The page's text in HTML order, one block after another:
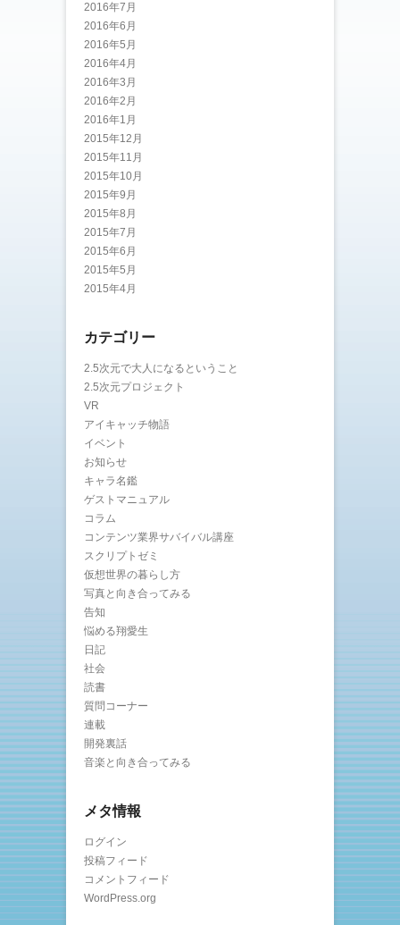
2016年7月
2016年6月
2016年5月
2016年4月
2016年3月
2016年2月
2016年1月
2015年12月
2015年11月
2015年10月
2015年9月
2015年8月
2015年7月
2015年6月
2015年5月
2015年4月
カテゴリー
2.5次元で大人になるということ
2.5次元プロジェクト
VR
アイキャッチ物語
イベント
お知らせ
キャラ名鑑
ゲストマニュアル
コラム
コンテンツ業界サバイバル講座
スクリプトゼミ
仮想世界の暮らし方
写真と向き合ってみる
告知
悩める翔愛生
日記
社会
読書
質問コーナー
連載
開発裏話
音楽と向き合ってみる
メタ情報
ログイン
投稿フィード
コメントフィード
WordPress.org